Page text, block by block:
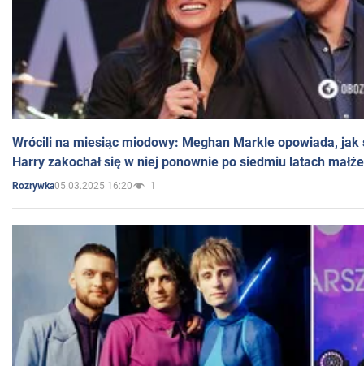
Wrócili na miesiąc miodowy: Meghan Markle opowiada, jak
Harry zakochał się w niej ponownie po siedmiu latach
Rozrywka05.03.2025 16:20 1